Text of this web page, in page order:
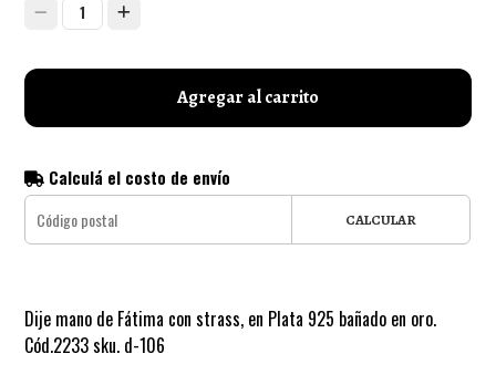
1
Agregar al carrito
Calculá el costo de envío
CALCULAR
Dije mano de Fátima con strass, en Plata 925 bañado en oro.
Cód.2233 sku. d-106